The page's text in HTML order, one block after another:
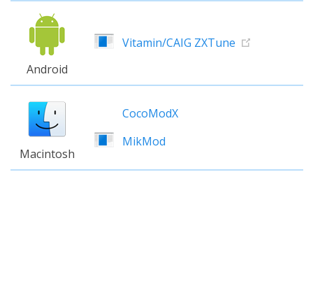
Android
Vitamin/CAIG ZXTune
Macintosh
CocoModX
MikMod